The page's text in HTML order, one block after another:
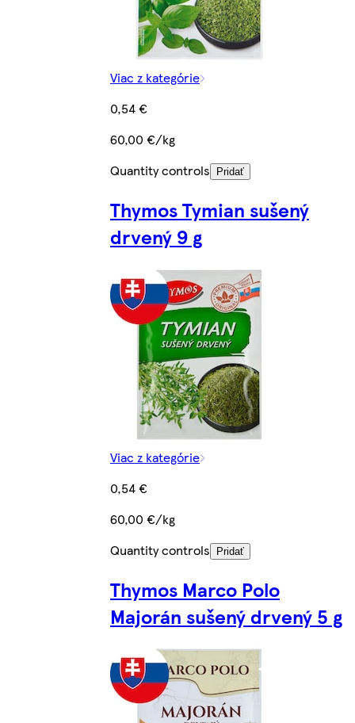
Viac z kategórie
0,54 €
60,00 €/kg
Quantity controls
Pridať
Thymos Tymian sušený
drvený 9 g
Viac z kategórie
0,54 €
60,00 €/kg
Quantity controls
Pridať
Thymos Marco Polo
Majorán sušený drvený 5 g